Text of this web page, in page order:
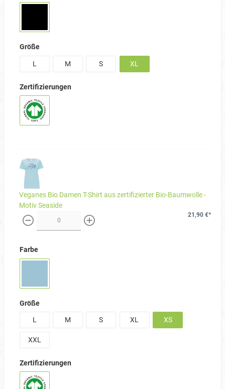
Größe
L
M S XL
Zertifizierungen
Veganes Bio Damen T-Shirt aus zertifizierter Bio-Baumwolle -
Motiv Seaside
weniger mehr
21,90 €*
Farbe
Größe
L
M S XL XS
XXL
Zertifizierungen